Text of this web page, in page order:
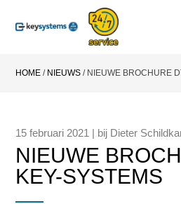
HOME / NIEUWS / NIEUWE BROCHURE
15 februari 2021 | bij Dieter
NIEUWE
KEY-SYSTEMS